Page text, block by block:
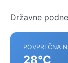
Državne
POVPREČNA
28°C